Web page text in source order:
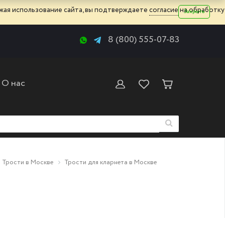
использование сайта, вы подтверждаете согласиена обработку
Закрыть
8 (800) 555-07-83
О нас
Трости в Москве Трости для кларнета в Москве